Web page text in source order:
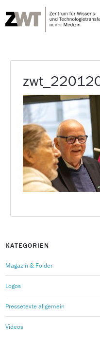
KATEGORIEN
Magazin & Folder
Logos
Pressetexte allgemein
Videos